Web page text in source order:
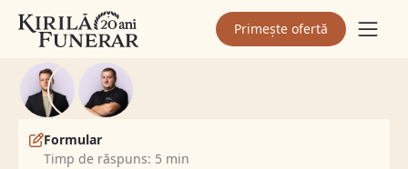
Primește ofertă
Formular
Timp de răspuns: 5 min